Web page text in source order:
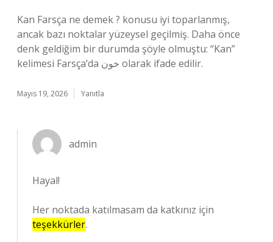
Kan Farsça ne demek ? konusu iyi toparlanmış,
ancak bazı noktalar yüzeysel geçilmiş. Daha önce
denk geldiğim bir durumda şöyle olmuştu: “Kan”
kelimesi Farsça’da خون olarak ifade edilir.
Mayıs 19, 2026 Yanıtla
admin
Hayal!
Her noktada katılmasam da katkınız için
teşekkürler.